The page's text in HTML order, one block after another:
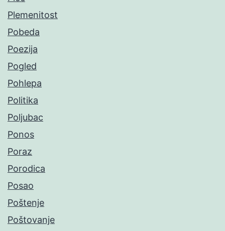
Plemenitost
Pobeda
Poezija
Pogled
Pohlepa
Politika
Poljubac
Ponos
Poraz
Porodica
Posao
Poštenje
Poštovanje